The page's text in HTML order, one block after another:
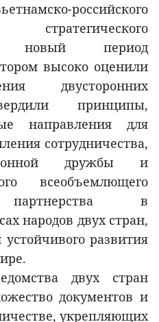
российского
новый период
высоко оценили
двусторонних
принципы,
направления для
сотрудничества,
дружбы и
всеобъемлющего
партнерства в
народов двух стран,
развития
двух стран
документов и
укрепляющих